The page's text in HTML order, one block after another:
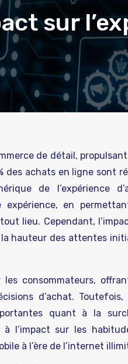
sur
de détail,
des achats en ligne sont
de l’expérience
expérience, en
lieu. Cependant,
hauteur des attentes
les consommateurs,
d’achat.
quant à la
l’impact sur les
à l’ère de l’internet